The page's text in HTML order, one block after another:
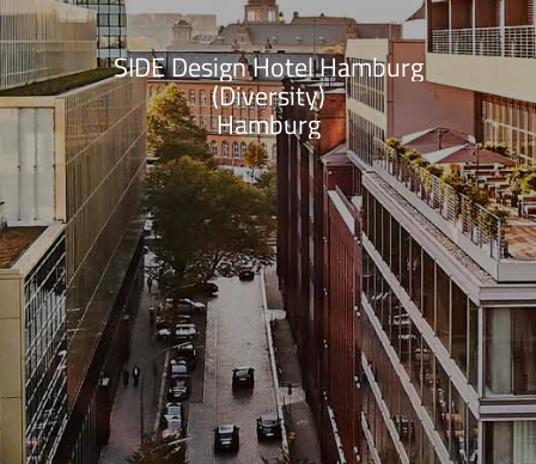
SIDE Design Hotel Hamburg
(Diversity)
Hamburg